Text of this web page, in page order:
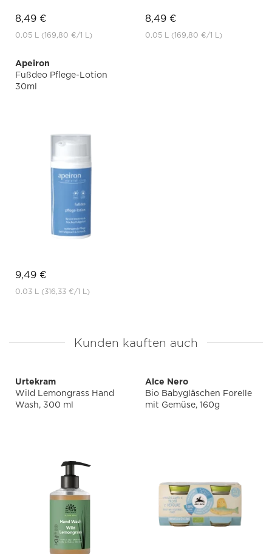
8,49 €
0.05 L (169,80 €/1 L)
8,49 €
0.05 L (169,80 €/1 L)
Apeiron
Fußdeo Pflege-Lotion
30ml
9,49 €
0.03 L (316,33 €/1 L)
Kunden kauften auch
Urtekram
Wild Lemongrass Hand
Wash, 300 ml
Alce Nero
Bio Babygläschen Forelle
mit Gemüse, 160g